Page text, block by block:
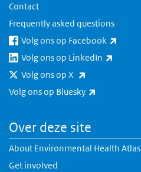
Contact
Frequently asked questions
Volg ons op Facebook
Volg ons op LinkedIn
Volg ons op X
Volg ons op Bluesky
Over deze site
About Environmental Health Atlas
Get involved